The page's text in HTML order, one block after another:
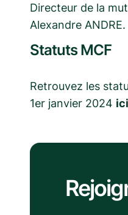
Directeur de la
Alexandre ANDRE.
Statuts MCF
Retrouvez les
1er janvier 2024 ici